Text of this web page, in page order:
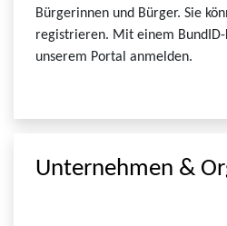
Bürgerinnen und Bürger. Sie
registrieren. Mit einem BundID-
unserem Portal anmelden.
Unternehmen &